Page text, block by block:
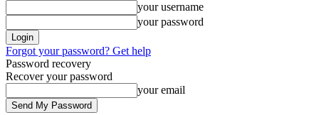
your username
your password
Forgot your password? Get help
Password recovery
Recover your password
your email